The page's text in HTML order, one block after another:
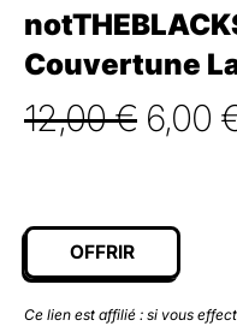
Couvertune
12,00€ Le
était :
12,00
6,00
OFFRIR
Ce lien est affilié : si vous